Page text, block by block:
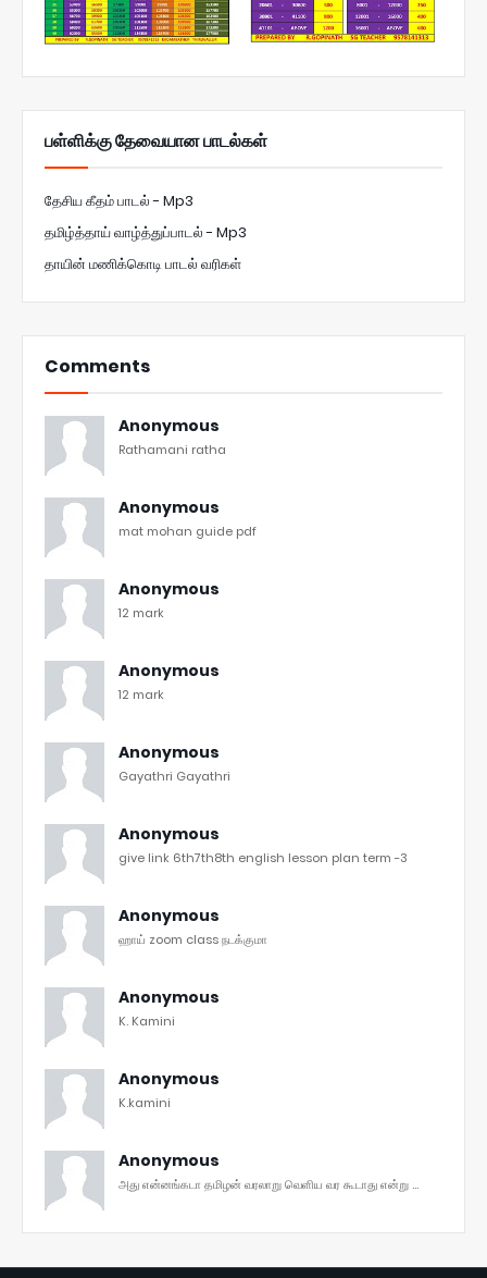
பள்ளிக்கு தேவையான பாடல்கள்
தேசிய கீதம் பாடல் - Mp3
தமிழ்த்தாய் வாழ்த்துப்பாடல் - Mp3
தாயின் மணிக்கொடி பாடல் வரிகள்
Comments
Anonymous
Rathamani ratha
Anonymous
mat mohan guide pdf
Anonymous
12 mark
Anonymous
12 mark
Anonymous
Gayathri Gayathri
Anonymous
give link 6th7th8th english lesson plan term -3
Anonymous
ஹாய் zoom class நடக்குமா
Anonymous
K. Kamini
Anonymous
K.kamini
Anonymous
அது என்னங்கடா தமிழன் வரலாறு வெளிய வர கூடாது என்று ...